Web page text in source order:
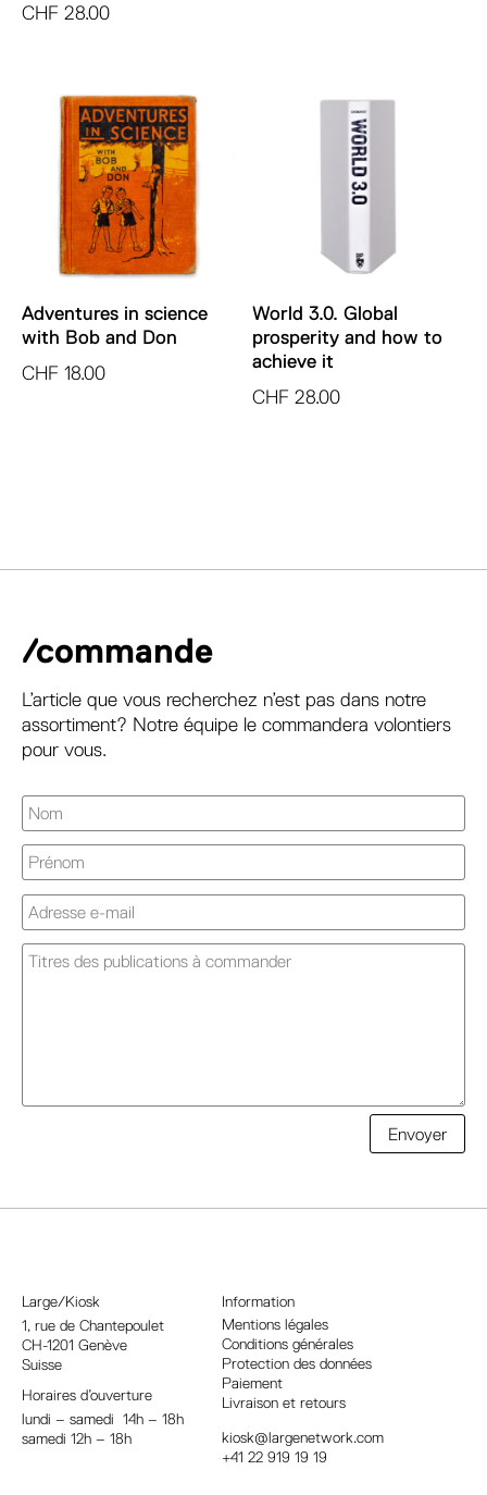
CHF 28.00
Adventures in science
with Bob and Don
CHF 18.00
World 3.0. Global
prosperity and how to
achieve it
CHF 28.00
/commande
L’article que vous recherchez n’est pas dans notre
assortiment? Notre équipe le commandera volontiers
pour vous.
Envoyer
e
Large/Kiosk
1, rue de Chantepoulet
CH-1201 Genève
Suisse
Horaires d’ouverture
lundi – samedi 14h – 18h
samedi 12h – 18h
Information
Mentions légales
Conditions générales
Protection des données
Paiement
Livraison et retours
kiosk@largenetwork.com
+41 22 919 19 19